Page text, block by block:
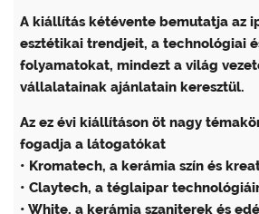
A kiállítás kétévente bemutatja az
esztétikai trendjeit, a technológiai
folyamatokat, mindezt a világ
vállalatainak ajánlatain keresztül.
Az ez évi kiállításon öt nagy
fogadja a látogatókat
• Kromatech, a kerámia szín és
• Claytech, a téglaipar
• White, a kerámia szaniterek és